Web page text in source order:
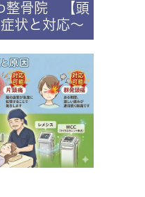
整骨院 【頭
状と対応～